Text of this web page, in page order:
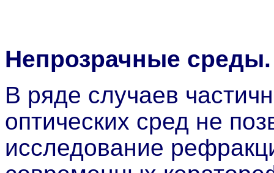
Непрозрачные среды.
В ряде случаев
оптических сред не
исследование